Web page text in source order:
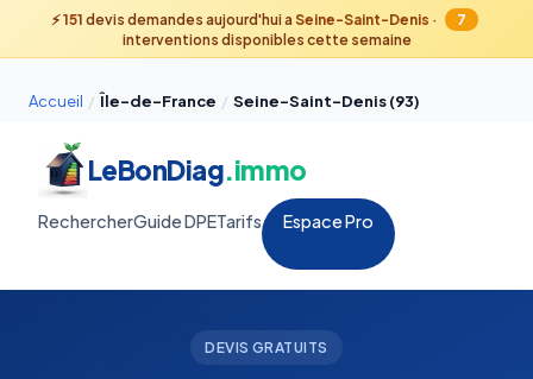
⚡151 devis demandes aujourd'hui a Seine-Saint-Denis ·
7
interventions disponibles cette semaine
Accueil / Île-de-France / Seine-Saint-Denis (93)
LeBonDiag.immo
RechercherGuide DPETarifs Espace Pro
DEVIS GRATUITS